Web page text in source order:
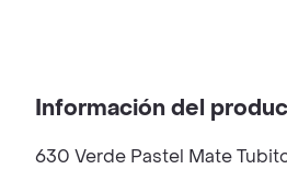
Información del
630 Verde Pastel Mate